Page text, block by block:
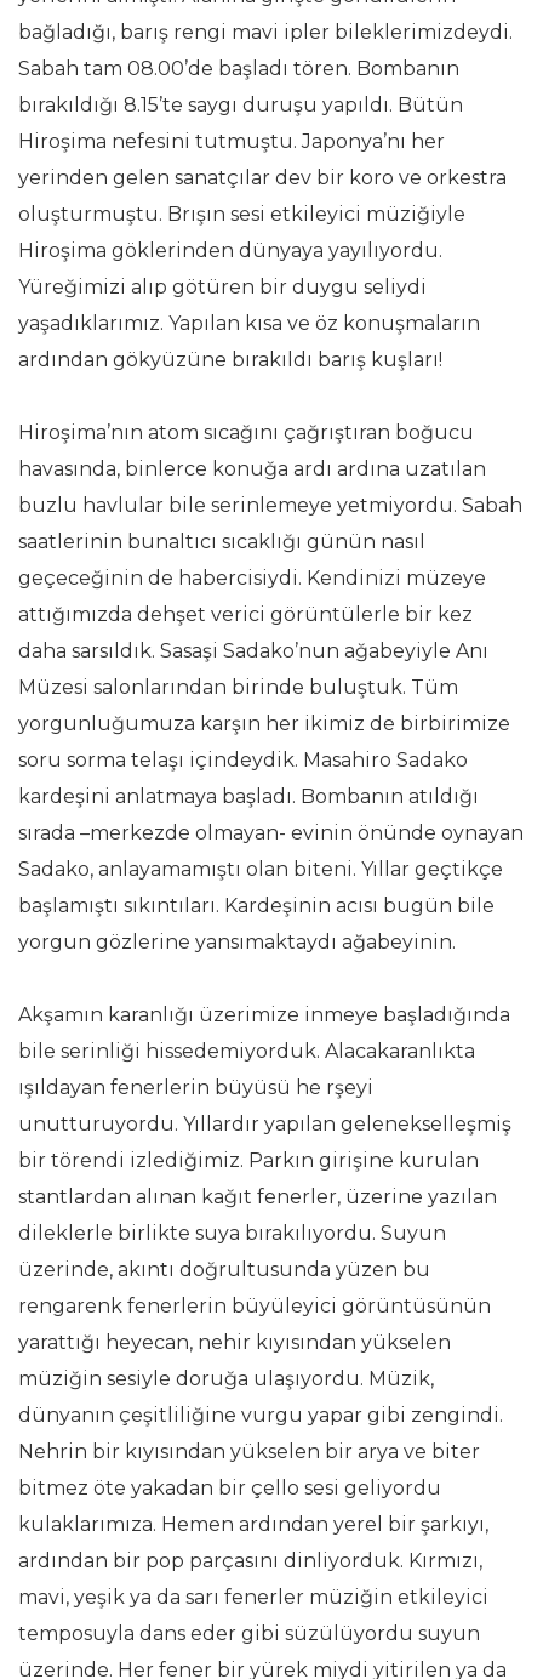
bağladığı, barış rengi mavi ipler bileklerimizdeydi.
Sabah tam 08.00’de başladı tören. Bombanın
bırakıldığı 8.15’te saygı duruşu yapıldı. Bütün
Hiroşima nefesini tutmuştu. Japonya’nı her
yerinden gelen sanatçılar dev bir koro ve orkestra
oluşturmuştu. Brışın sesi etkileyici müziğiyle
Hiroşima göklerinden dünyaya yayılıyordu.
Yüreğimizi alıp götüren bir duygu seliydi
yaşadıklarımız. Yapılan kısa ve öz konuşmaların
ardından gökyüzüne bırakıldı barış kuşları!
Hiroşima’nın atom sıcağını çağrıştıran boğucu
havasında, binlerce konuğa ardı ardına uzatılan
buzlu havlular bile serinlemeye yetmiyordu. Sabah
saatlerinin bunaltıcı sıcaklığı günün nasıl
geçeceğinin de habercisiydi. Kendinizi müzeye
attığımızda dehşet verici görüntülerle bir kez
daha sarsıldık. Sasaşi Sadako’nun ağabeyiyle Anı
Müzesi salonlarından birinde buluştuk. Tüm
yorgunluğumuza karşın her ikimiz de birbirimize
soru sorma telaşı içindeydik. Masahiro Sadako
kardeşini anlatmaya başladı. Bombanın atıldığı
sırada –merkezde olmayan- evinin önünde oynayan
Sadako, anlayamamıştı olan biteni. Yıllar geçtikçe
başlamıştı sıkıntıları. Kardeşinin acısı bugün bile
yorgun gözlerine yansımaktaydı ağabeyinin.
Akşamın karanlığı üzerimize inmeye başladığında
bile serinliği hissedemiyorduk. Alacakaranlıkta
ışıldayan fenerlerin büyüsü he rşeyi
unutturuyordu. Yıllardır yapılan gelenekselleşmiş
bir törendi izlediğimiz. Parkın girişine kurulan
stantlardan alınan kağıt fenerler, üzerine yazılan
dileklerle birlikte suya bırakılıyordu. Suyun
üzerinde, akıntı doğrultusunda yüzen bu
rengarenk fenerlerin büyüleyici görüntüsünün
yarattığı heyecan, nehir kıyısından yükselen
müziğin sesiyle doruğa ulaşıyordu. Müzik,
dünyanın çeşitliliğine vurgu yapar gibi zengindi.
Nehrin bir kıyısından yükselen bir arya ve biter
bitmez öte yakadan bir çello sesi geliyordu
kulaklarımıza. Hemen ardından yerel bir şarkıyı,
ardından bir pop parçasını dinliyorduk. Kırmızı,
mavi, yeşik ya da sarı fenerler müziğin etkileyici
temposuyla dans eder gibi süzülüyordu suyun
üzerinde. Her fener bir yürek miydi yitirilen ya da